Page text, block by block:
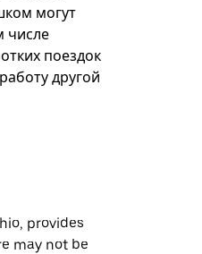
могут
числе
поездок
другой
provides
may not be